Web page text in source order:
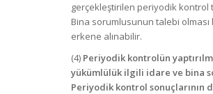
gerçekleştirilen periyodik kontrol
Bina sorumlusunun talebi
erkene alınabilir.
(4) Periyodik kontrolün
yükümlülük ilgili idare ve bina
Periyodik kontrol sonuçlarının